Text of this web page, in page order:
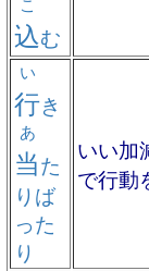
込む
行
い
き
当
あ
た
りば
った
り
いい加
で行動